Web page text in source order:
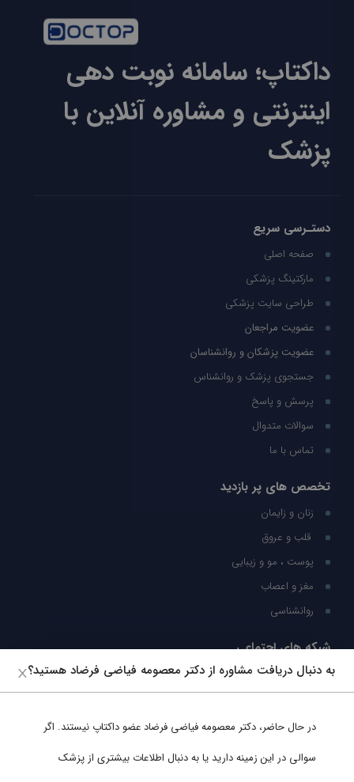
داکتاپ؛ سامانه نوبت دهی
اینترنتی و مشاوره آنلاین با
پزشک
دستـرسی سریع
صفحه اصلی
مارکتینگ پزشکی
طراحی سایت پزشکی
عضویت مراجعان
عضویت پزشکان و روانشناسان
جستجوی پزشک و روانشناس
پرسش و پاسخ
سوالات متدوال
تماس با ما
تخصص های پر بازدید
زنان و زایمان
قلب و عروق
پوست ، مو و زیبایی
مغز و اعصاب
روانشناسی
شبکه های اجتماعی
ما را در شبکه های اجتماعی دنبال کنید
به دنبال دریافت مشاوره از دکتر معصومه فیاضی فرضاد هستید؟
در حال حاضر، دکتر معصومه فیاضی فرضادعضو داکتاپ نیستند. اگر
سوالی در این زمینه دارید یا به دنبال اطلاعات بیشتری از پزشک